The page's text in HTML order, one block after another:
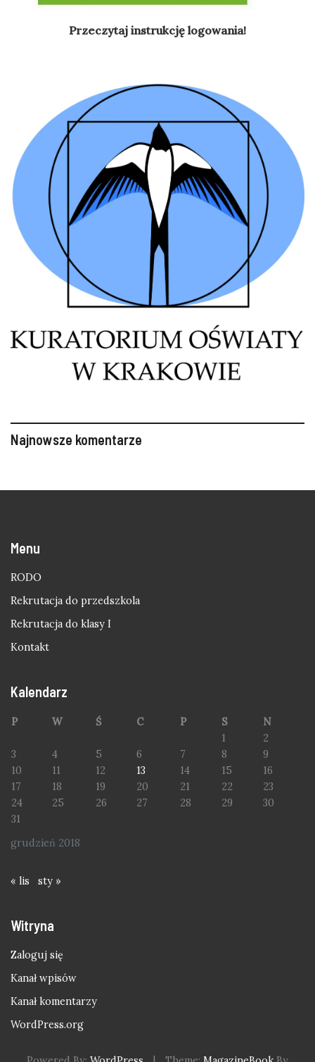
Przeczytaj instrukcję logowania!
Najnowsze komentarze
Menu
RODO
Rekrutacja do przedszkola
Rekrutacja do klasy I
Kontakt
Kalendarz
grudzień 2018
P W Ś C P S
N
1
2
3
4 5 6 7 8
9
10
11 12 13 14 15
16
17
18 19 20 21 22
23
24
25 26 27 28 29
30
31
« lis sty »
Witryna
Zaloguj się
Kanał wpisów
Kanał komentarzy
WordPress.org